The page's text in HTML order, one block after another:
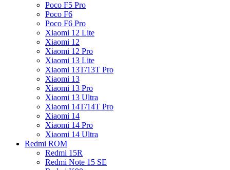
Poco F5 Pro
Poco F6
Poco F6 Pro
Xiaomi 12 Lite
Xiaomi 12
Xiaomi 12 Pro
Xiaomi 13 Lite
Xiaomi 13T/13T Pro
Xiaomi 13
Xiaomi 13 Pro
Xiaomi 13 Ultra
Xiaomi 14T/14T Pro
Xiaomi 14
Xiaomi 14 Pro
Xiaomi 14 Ultra
Redmi ROM
Redmi 15R
Redmi Note 15 SE